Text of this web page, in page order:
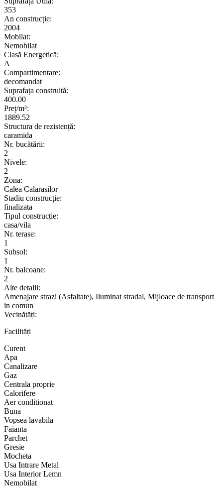
353
An construcție:
2004
Mobilat:
Nemobilat
Clasă Energetică:
A
Compartimentare:
decomandat
Suprafața construită:
400.00
Preț/m²:
1889.52
Structura de rezistență:
caramida
Nr. bucătării:
2
Nivele:
2
Zona:
Calea Calarasilor
Stadiu construcție:
finalizata
Tipul construcție:
casa/vila
Nr. terase:
1
Subsol:
1
Nr. balcoane:
2
Alte detalii:
Amenajare strazi (Asfaltate), Iluminat stradal, Mijloace de transport
in comun
Vecinătăți:
Facilități
Curent
Apa
Canalizare
Gaz
Centrala proprie
Calorifere
Aer conditionat
Buna
Vopsea lavabila
Faianta
Parchet
Gresie
Mocheta
Usa Intrare Metal
Usa Interior Lemn
Nemobilat